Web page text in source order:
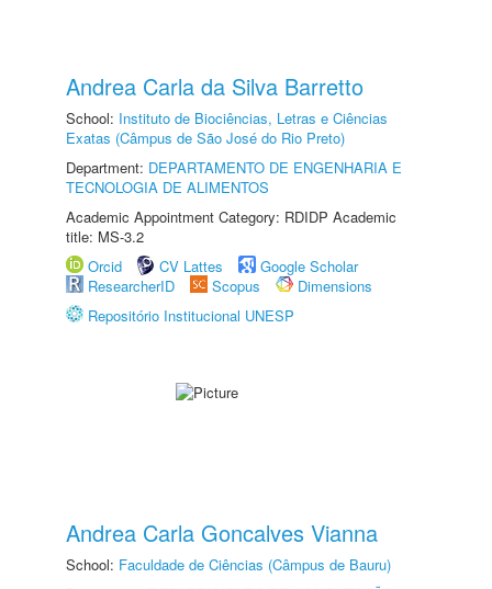
Andrea Carla da Silva Barretto
School: Instituto de Biociências, Letras e Ciências
Exatas (Câmpus de São José do Rio Preto)
Department: DEPARTAMENTO DE ENGENHARIA E
TECNOLOGIA DE ALIMENTOS
Academic Appointment Category: RDIDP Academic
title: MS-3.2
Orcid
CV Lattes
Google Scholar
ResearcherID
Scopus
Dimensions
Repositório Institucional UNESP
Andrea Carla Goncalves Vianna
School: Faculdade de Ciências (Câmpus de Bauru)